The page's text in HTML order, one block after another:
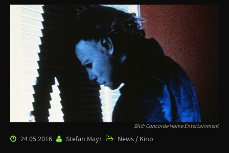
Bild: Concorde Home Entertainment
24.05.2016 Stefan Mayr News / Kino